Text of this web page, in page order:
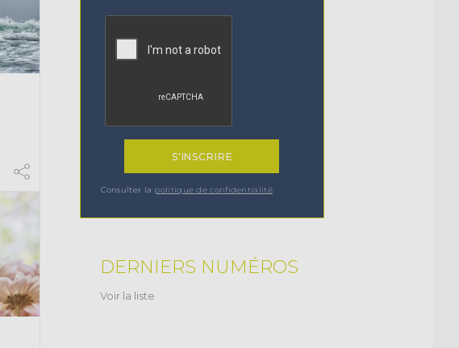
Consulter la politique de confidentialité
DERNIERS NUMÉROS
Voir la liste